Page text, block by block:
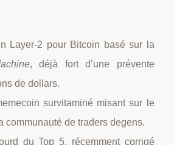
Layer‑2 pour Bitcoin basé sur la
, déjà fort d’une prévente
de dollars.
survitaminé misant sur le
communauté de traders degens.
du Top 5, récemment corrigé